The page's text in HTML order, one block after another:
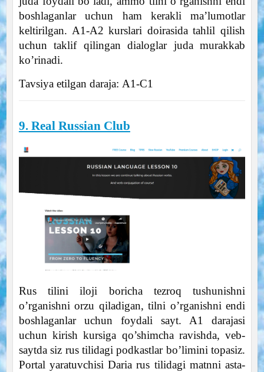
boshlaganlar uchun ham kerakli ma’lumotlar
keltirilgan. A1-A2 kurslari doirasida tahlil qilish
uchun taklif qilingan dialoglar juda murakkab
ko’rinadi.
Tavsiya etilgan daraja: А1-С1
9. Real Russian Club
Rus tilini iloji boricha tezroq tushunishni
o’rganishni orzu qiladigan, tilni o’rganishni endi
boshlaganlar uchun foydali sayt. A1 darajasi
uchun kirish kursiga qo’shimcha ravishda, veb-
saytda siz rus tilidagi podkastlar bo’limini topasiz.
Portal yaratuvchisi Daria rus tilidagi matnni asta-